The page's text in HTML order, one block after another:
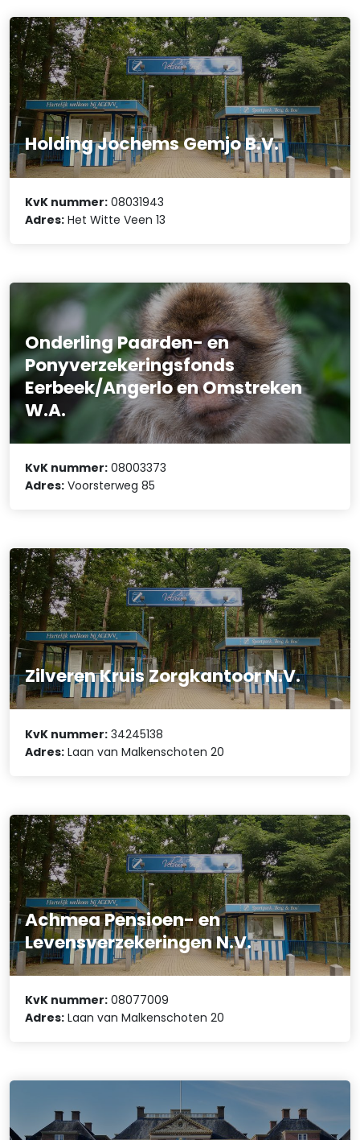
Holding Jochems Gemjo B.V.
KvK nummer: 08031943
Adres: Het Witte Veen 13
Onderling Paarden- en
Ponyverzekeringsfonds
Eerbeek/Angerlo en Omstreken
W.A.
KvK nummer: 08003373
Adres: Voorsterweg 85
Zilveren Kruis Zorgkantoor N.V.
KvK nummer: 34245138
Adres: Laan van Malkenschoten 20
Achmea Pensioen- en
Levensverzekeringen N.V.
KvK nummer: 08077009
Adres: Laan van Malkenschoten 20